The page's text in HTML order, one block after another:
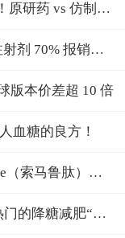
原研药 vs 仿制药
剂 70% 报销，
版本价差超 10 倍
血糖的良方！
（索马鲁肽）全
的降糖减肥“明